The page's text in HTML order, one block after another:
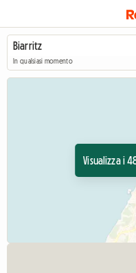
In qualsiasi momento
Visualizza i